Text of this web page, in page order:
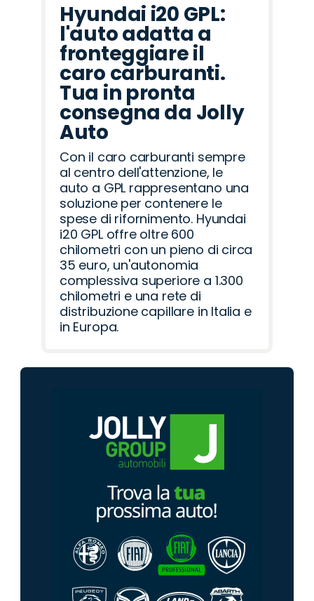
Hyundai i20 GPL:
l'auto adatta a
fronteggiare il
caro carburanti.
Tua in pronta
consegna da Jolly
Auto
Con il caro carburanti sempre
al centro dell'attenzione, le
auto a GPL rappresentano una
soluzione per contenere le
spese di rifornimento. Hyundai
i20 GPL offre oltre 600
chilometri con un pieno di circa
35 euro, un'autonomia
complessiva superiore a 1.300
chilometri e una rete di
distribuzione capillare in Italia e
in Europa.